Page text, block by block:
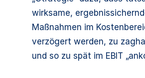
wirksame,
Maßnahmen im
verzögert werden, zu
und so zu spät im EBIT